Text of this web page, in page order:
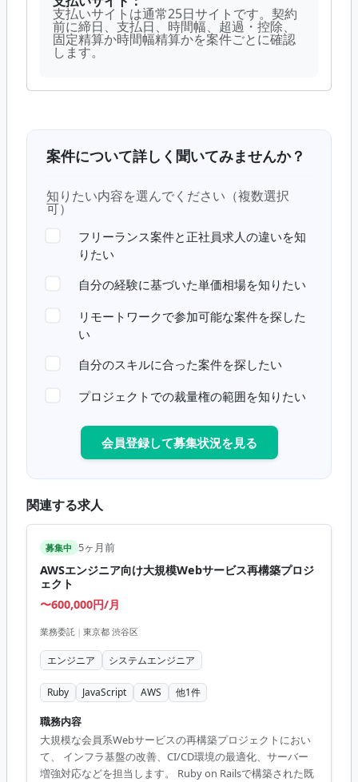
支払いサイトは通常25日サイトです。契約
前に締日、支払日、時間幅、超過・控除、
固定精算か時間幅精算かを案件ごとに確認
します。
案件について詳しく聞いてみませんか？
知りたい内容を選んでください（複数選択
可）
フリーランス案件と正社員求人の違いを知
りたい
自分の経験に基づいた単価相場を知りたい
リモートワークで参加可能な案件を探した
い
自分のスキルに合った案件を探したい
プロジェクトでの裁量権の範囲を知りたい
会員登録して募集状況を見る
関連する求人
募集中 5ヶ月前
AWSエンジニア向け大規模Webサービス再構築プロジ
ェクト
〜600,000円/月
業務委託 | 東京都 渋谷区
エンジニア システムエンジニア
Ruby JavaScript AWS 他1件
職務内容
大規模な会員系Webサービスの再構築プロジェクトにおい
て、 インフラ基盤の改善、CI/CD環境の最適化、サーバー
増強対応などを担当します。 Ruby on Railsで構築された既